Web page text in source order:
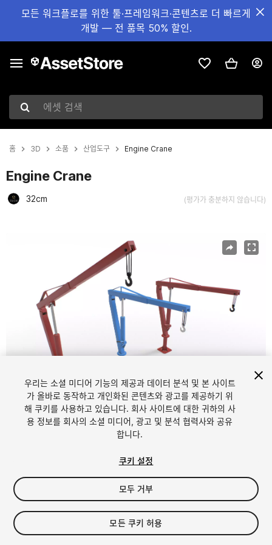
모든 워크플로를 위한 툴·프레임워크·콘텐츠로 더 빠르게
개발 — 전 품목 50% 할인.
에셋 검색
홈 3D 소품 산업도구 Engine Crane
Engine Crane
32cm (평가가 충분하지 않습니다)
1/7
$5.99
세금/부가세는 결제 시 반영됩니다.
우리는 소셜 미디어 기능의 제공과 데이터 분석 및 본 사이트
가 올바로 동작하고 개인화된 콘텐츠와 광고를 제공하기 위
해 쿠키를 사용하고 있습니다. 회사 사이트에 대한 귀하의 사
용 정보를 회사의 소셜 미디어, 광고 및 분석 협력사와 공유
합니다.
쿠키 설정
모두 거부
모든 쿠키 허용